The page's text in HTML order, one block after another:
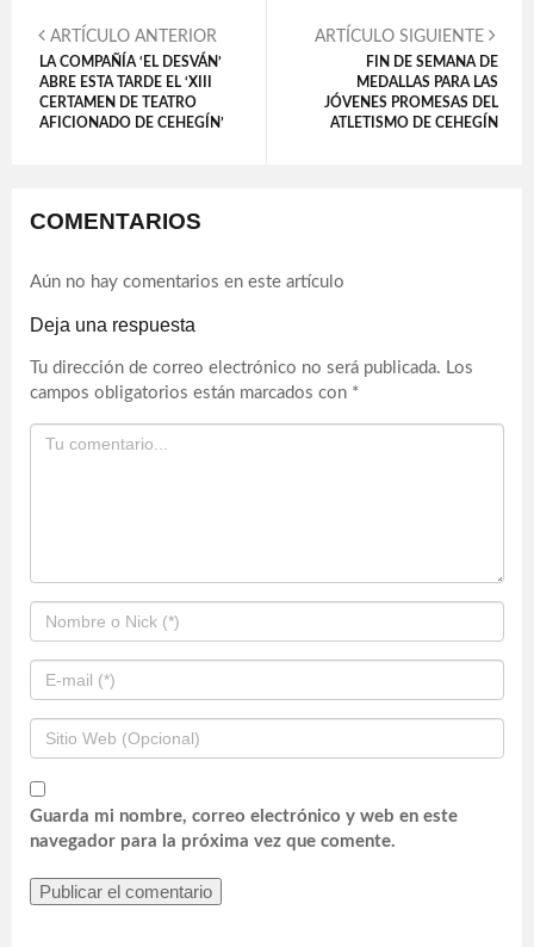
ARTÍCULO ANTERIOR
LA COMPAÑÍA ‘EL DESVÁN’
ABRE ESTA TARDE EL ‘XIII
CERTAMEN DE TEATRO
AFICIONADO DE CEHEGÍN’
ARTÍCULO SIGUIENTE
FIN DE SEMANA DE
MEDALLAS PARA LAS
JÓVENES PROMESAS DEL
ATLETISMO DE CEHEGÍN
COMENTARIOS
Aún no hay comentarios en este artículo
Deja una respuesta
Tu dirección de correo electrónico no será publicada. Los
campos obligatorios están marcados con *
Guarda mi nombre, correo electrónico y web en este
navegador para la próxima vez que comente.